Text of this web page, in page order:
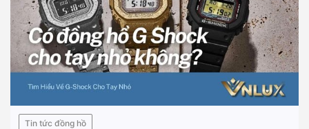
Tin tức đồng hồ